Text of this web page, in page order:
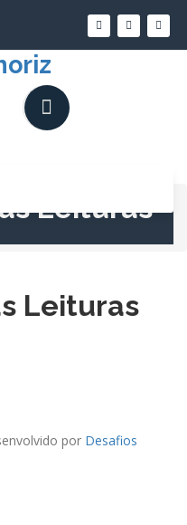
Leituras
Leituras
por Desafios